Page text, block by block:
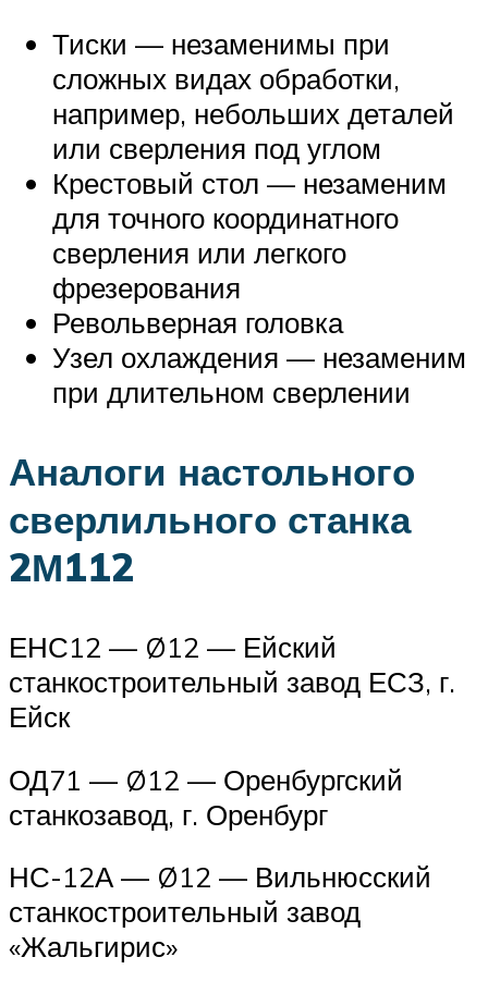
Тиски — незаменимы при
сложных видах обработки,
например, небольших деталей
или сверления под углом
Крестовый стол — незаменим
для точного координатного
сверления или легкого
фрезерования
Револьверная головка
Узел охлаждения — незаменим
при длительном сверлении
Аналоги настольного
сверлильного станка
2М112
ЕНС12 — Ø12 — Ейский
станкостроительный завод ЕСЗ, г.
Ейск
ОД71 — Ø12 — Оренбургский
станкозавод, г. Оренбург
НС-12А — Ø12 — Вильнюсский
станкостроительный завод
«Жальгирис»